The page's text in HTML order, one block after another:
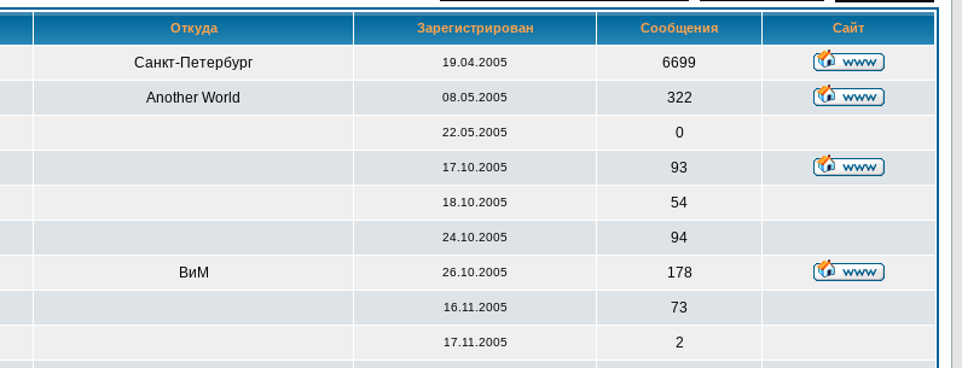
Откуда Зарегистрирован Сообщения Сайт
Санкт-Петербург 19.04.2005 6699
Another World 08.05.2005 322
22.05.2005 0
17.10.2005 93
18.10.2005 54
24.10.2005 94
ВиМ 26.10.2005 178
16.11.2005 73
17.11.2005 2